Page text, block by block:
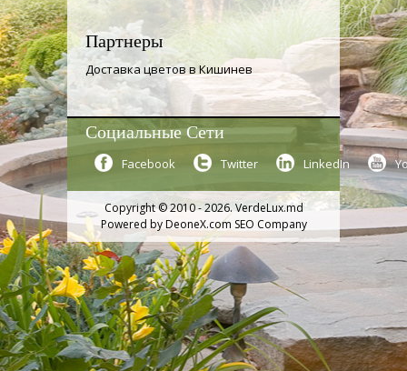
Партнеры
Доставка цветов в Кишинев
Социальные Сети
Facebook Twitter LinkedIn
Copyright © 2010 - 2026. VerdeLux.md
Powered by DeoneX.com SEO Company